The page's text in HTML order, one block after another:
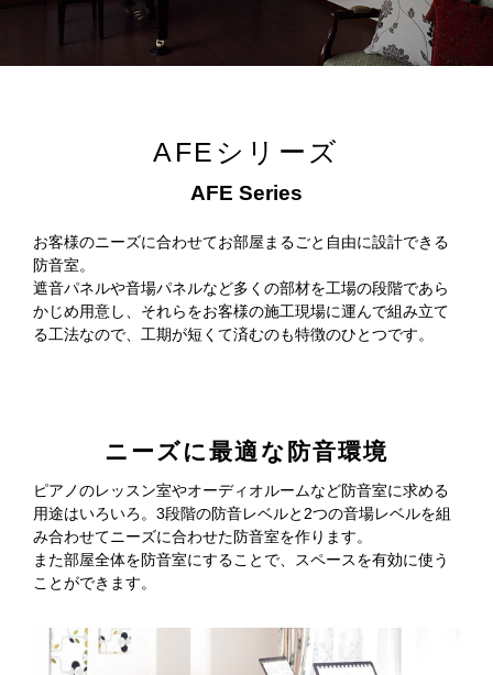
AFEシリーズ
AFE Series
お客様のニーズに合わせてお部屋まるごと自由に設計できる
防音室。
遮音パネルや音場パネルなど多くの部材を工場の段階であら
かじめ用意し、それらをお客様の施工現場に運んで組み立て
る工法なので、工期が短くて済むのも特徴のひとつです。
ニーズに最適な防音環境
ピアノのレッスン室やオーディオルームなど防音室に求める
用途はいろいろ。3段階の防音レベルと2つの音場レベルを組
み合わせてニーズに合わせた防音室を作ります。
また部屋全体を防音室にすることで、スペースを有効に使う
ことができます。